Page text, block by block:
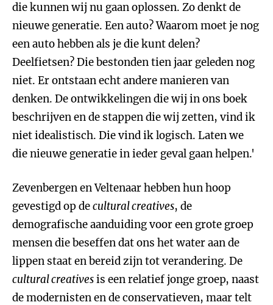
die kunnen wij nu gaan oplossen. Zo denkt de
nieuwe generatie. Een auto? Waarom moet je nog
een auto hebben als je die kunt delen?
Deelfietsen? Die bestonden tien jaar geleden nog
niet. Er ontstaan echt andere manieren van
denken. De ontwikkelingen die wij in ons boek
beschrijven en de stappen die wij zetten, vind ik
niet idealistisch. Die vind ik logisch. Laten we
die nieuwe generatie in ieder geval gaan helpen.'
Zevenbergen en Veltenaar hebben hun hoop
gevestigd op decultural creatives, de
demografische aanduiding voor een grote groep
mensen die beseffen dat ons het water aan de
lippen staat en bereid zijn tot verandering. De
cultural creativesis een relatief jonge groep, naast
de modernisten en de conservatieven, maar telt